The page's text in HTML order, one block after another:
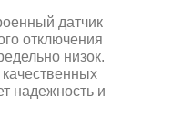
датчик
отключения
низок.
надежность и